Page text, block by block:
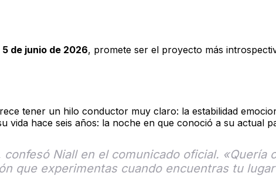
5 de junio de 2026, promete ser el proyecto más
tener un hilo conductor muy claro: la estabilidad
vida hace seis años: la noche en que conoció a su actual
Niall en el comunicado oficial. «Quería
que experimentas cuando encuentras tu